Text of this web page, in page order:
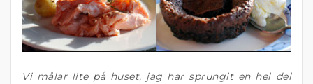
Vi målar lite på huset, jag har sprungit en hel del